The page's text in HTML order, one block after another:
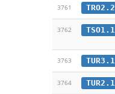
3761 TRO2.2
3762 TSO1.1
3763 TUR3.1
3764 TUR2.1